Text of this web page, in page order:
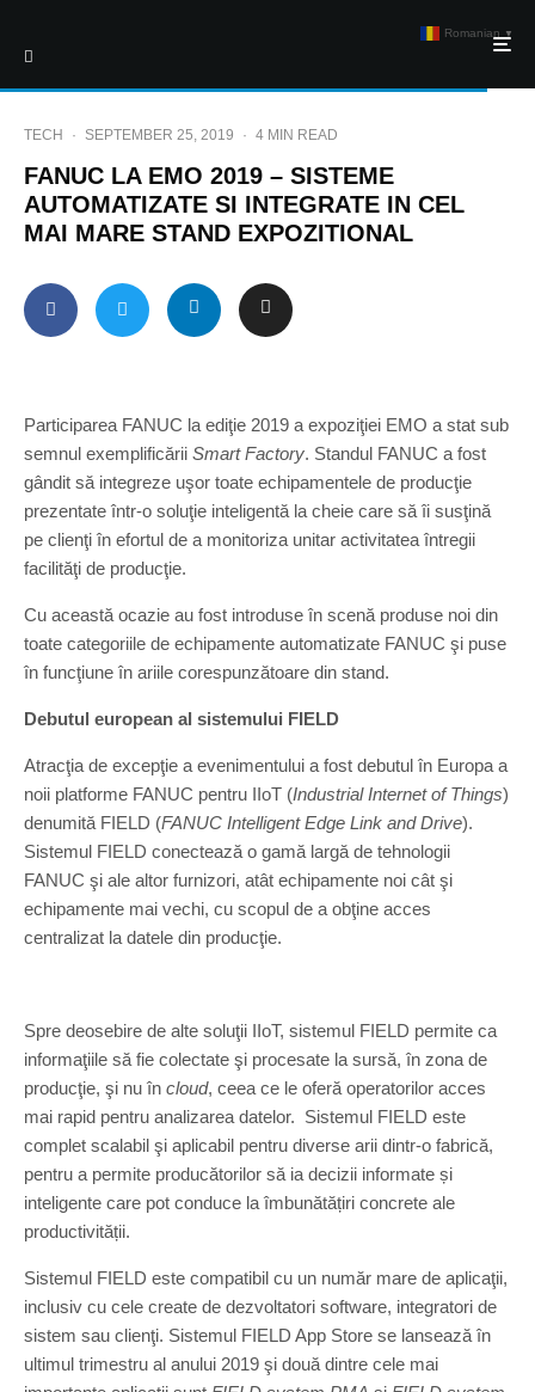
TECH · SEPTEMBER 25, 2019 · 4 MIN READ
FANUC LA EMO 2019 – SISTEME
AUTOMATIZATE SI INTEGRATE IN CEL
MAI MARE STAND EXPOZITIONAL
Participarea FANUC la ediţie 2019 a expoziţiei EMO a stat sub
semnul exemplificării Smart Factory. Standul FANUC a fost
gândit să integreze uşor toate echipamentele de producţie
prezentate într-o soluţie inteligentă la cheie care să îi susţină
pe clienţi în efortul de a monitoriza unitar activitatea întregii
facilităţi de producţie.
Cu această ocazie au fost introduse în scenă produse noi din
toate categoriile de echipamente automatizate FANUC şi puse
în funcţiune în ariile corespunzătoare din stand.
Debutul european al sistemului FIELD
Atracţia de excepţie a evenimentului a fost debutul în Europa a
noii platforme FANUC pentru IIoT (Industrial Internet of Things)
denumită FIELD (FANUC Intelligent Edge Link and Drive).
Sistemul FIELD conectează o gamă largă de tehnologii
FANUC şi ale altor furnizori, atât echipamente noi cât şi
echipamente mai vechi, cu scopul de a obţine acces
centralizat la datele din producţie.
Spre deosebire de alte soluţii IIoT, sistemul FIELD permite ca
informaţiile să fie colectate şi procesate la sursă, în zona de
producţie, şi nu în cloud, ceea ce le oferă operatorilor acces
mai rapid pentru analizarea datelor. Sistemul FIELD este
complet scalabil şi aplicabil pentru diverse arii dintr-o fabrică,
pentru a permite producătorilor să ia decizii informate și
inteligente care pot conduce la îmbunătățiri concrete ale
productivității.
Sistemul FIELD este compatibil cu un număr mare de aplicaţii,
inclusiv cu cele create de dezvoltatori software, integratori de
sistem sau clienţi. Sistemul FIELD App Store se lansează în
ultimul trimestru al anului 2019 şi două dintre cele mai
Romanian ▼